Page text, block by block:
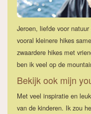
Jeroen, liefde voor
vooral kleinere hikes
zwaardere hikes met
ben ik veel op de
Bekijk ook mijn
Met veel inspiratie en
van de kinderen. Ik zou